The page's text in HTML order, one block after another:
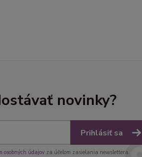
novinky?
Prihlásiť sa
osobných údajovza účelom zasielania newslettera.